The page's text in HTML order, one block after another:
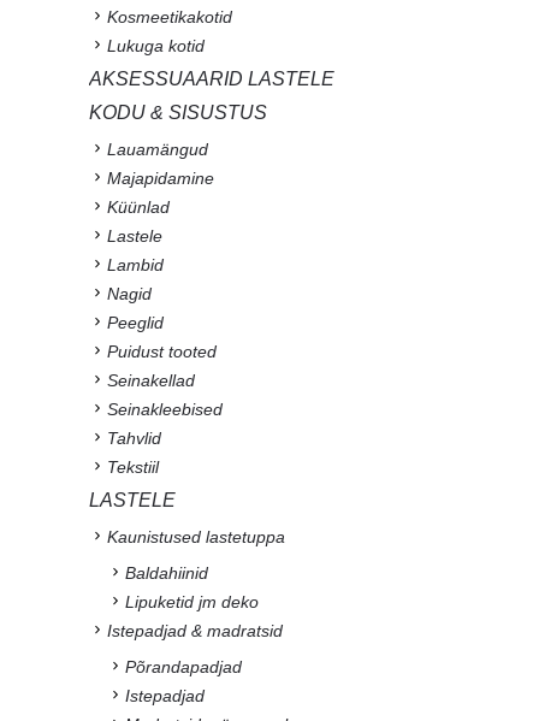
Kosmeetikakotid
Lukuga kotid
AKSESSUAARID LASTELE
KODU & SISUSTUS
Lauamängud
Majapidamine
Küünlad
Lastele
Lambid
Nagid
Peeglid
Puidust tooted
Seinakellad
Seinakleebised
Tahvlid
Tekstiil
LASTELE
Kaunistused lastetuppa
Baldahiinid
Lipuketid jm deko
Istepadjad & madratsid
Põrandapadjad
Istepadjad